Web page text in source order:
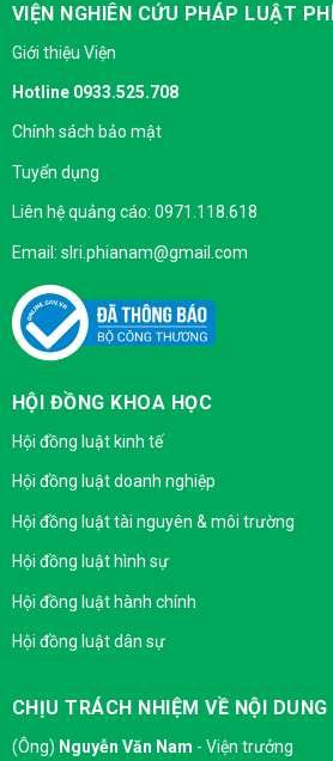
VIỆN NGHIÊN CỨU PHÁP LUẬT
Giới thiệu Viện
Hotline 0933.525.708
Chính sách bảo mật
Tuyển dụng
Liên hệ quảng cáo: 0971.118.618
Email: slri.phianam@gmail.com
HỘI ĐỒNG KHOA HỌC
Hội đồng luật kinh tế
Hội đồng luật doanh nghiệp
Hội đồng luật tài nguyên & môi trường
Hội đồng luật hình sự
Hội đồng luật hành chính
Hội đồng luật dân sự
CHỊU TRÁCH NHIỆM VỀ NỘI DUNG
(Ông) Nguyễn Văn Nam - Viện trưởng